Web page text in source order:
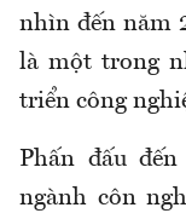
nhìn đến năm
là một trong
triển công
Phấn đấu
ngành côn